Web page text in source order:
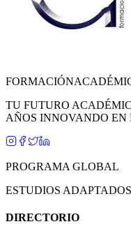
FORMACIÓN
TU FUTURO
AÑOS INNOVANDO
PROGRAMA GLOBAL
ESTUDIOS ADAPTADOS
DIRECTORIO